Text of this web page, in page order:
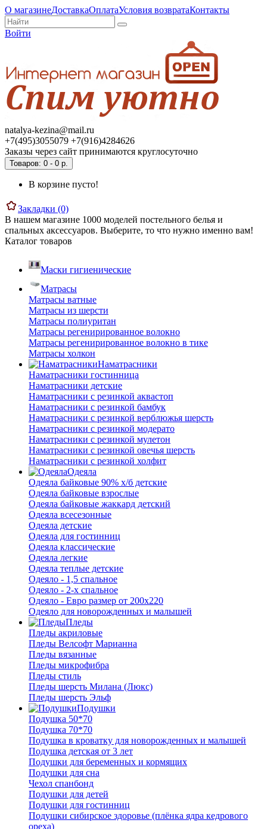
О магазинеДоставкаОплатаУсловия возвратаКонтакты
Войти
natalya-kezina@mail.ru
+7(495)3055079 +7(916)4284626
Заказы через сайт принимаются круглосуточно
Товаров: 0 - 0 р.
В корзине пусто!
Закладки (0)
В нашем магазине 1000 моделей постельного белья и
спальных аксессуаров. Выберите, то что нужно именно вам!
Каталог товаров
Маски гигиенические
Матрасы
Матрасы ватные
Матрасы из шерсти
Матрасы полиуритан
Матрасы регенирированное волокно
Матрасы регенирированное волокно в тике
Матрасы холкон
Наматрасники
Наматрасники гостинница
Наматрасники детские
Наматрасники с резинкой аквастоп
Наматрасники с резинкой бамбук
Наматрасники с резинкой верблюжья шерсть
Наматрасники с резинкой модерато
Наматрасники с резинкой мулетон
Наматрасники с резинкой овечья шерсть
Наматрасники с резинкой холфит
Одеяла
Одеяла байковые 90% х/б детские
Одеяла байковые взрослые
Одеяла байковые жаккард детский
Одеяла всесезонные
Одеяла детские
Одеяла для гостинниц
Одеяла классические
Одеяла легкие
Одеяла теплые детские
Одеяло - 1,5 спальное
Одеяло - 2-х спальное
Одеяло - Евро размер от 200х220
Одеяло для новорожденных и малышей
Пледы
Пледы акриловые
Пледы Велсофт Марианна
Пледы вязанные
Пледы микрофибра
Пледы стиль
Пледы шерсть Милана (Люкс)
Пледы шерсть Эльф
Подушки
Подушка 50*70
Подушка 70*70
Подушка в кроватку для новорожденных и малышей
Подушка детская от 3 лет
Подушки для беременных и кормящих
Подушки для сна
Чехол спанбонд
Подушки для детей
Подушки для гостинниц
Подушки сибирское здоровье (плёнка ядра кедрового
ореха)